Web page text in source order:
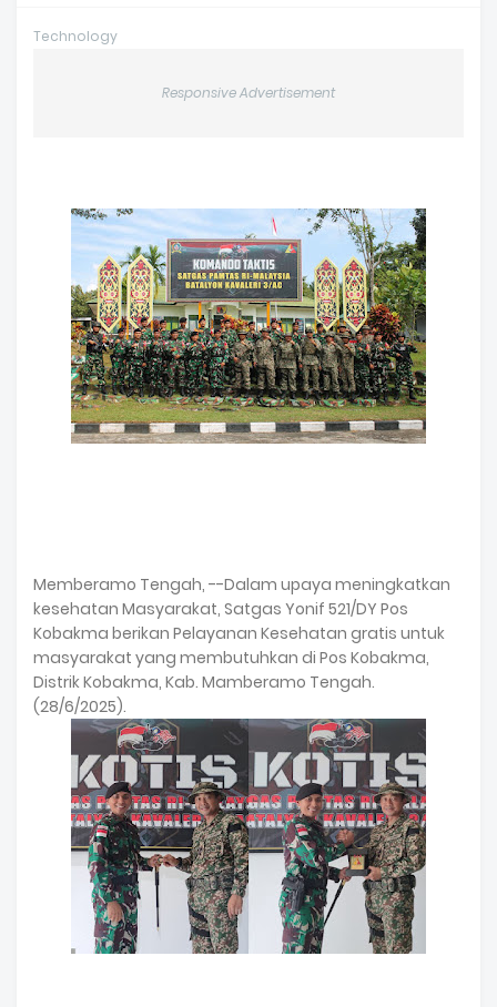
Technology
Responsive Advertisement
Memberamo Tengah, --Dalam upaya meningkatkan
kesehatan Masyarakat, Satgas Yonif 521/DY Pos
Kobakma berikan Pelayanan Kesehatan gratis untuk
masyarakat yang membutuhkan di Pos Kobakma,
Distrik Kobakma, Kab. Mamberamo Tengah.
(28/6/2025).